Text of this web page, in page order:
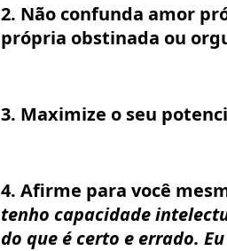
2. Não confunda amor
própria obstinada ou
3. Maximize o seu
4. Afirme para você
tenho capacidade
do que é certo e errado.